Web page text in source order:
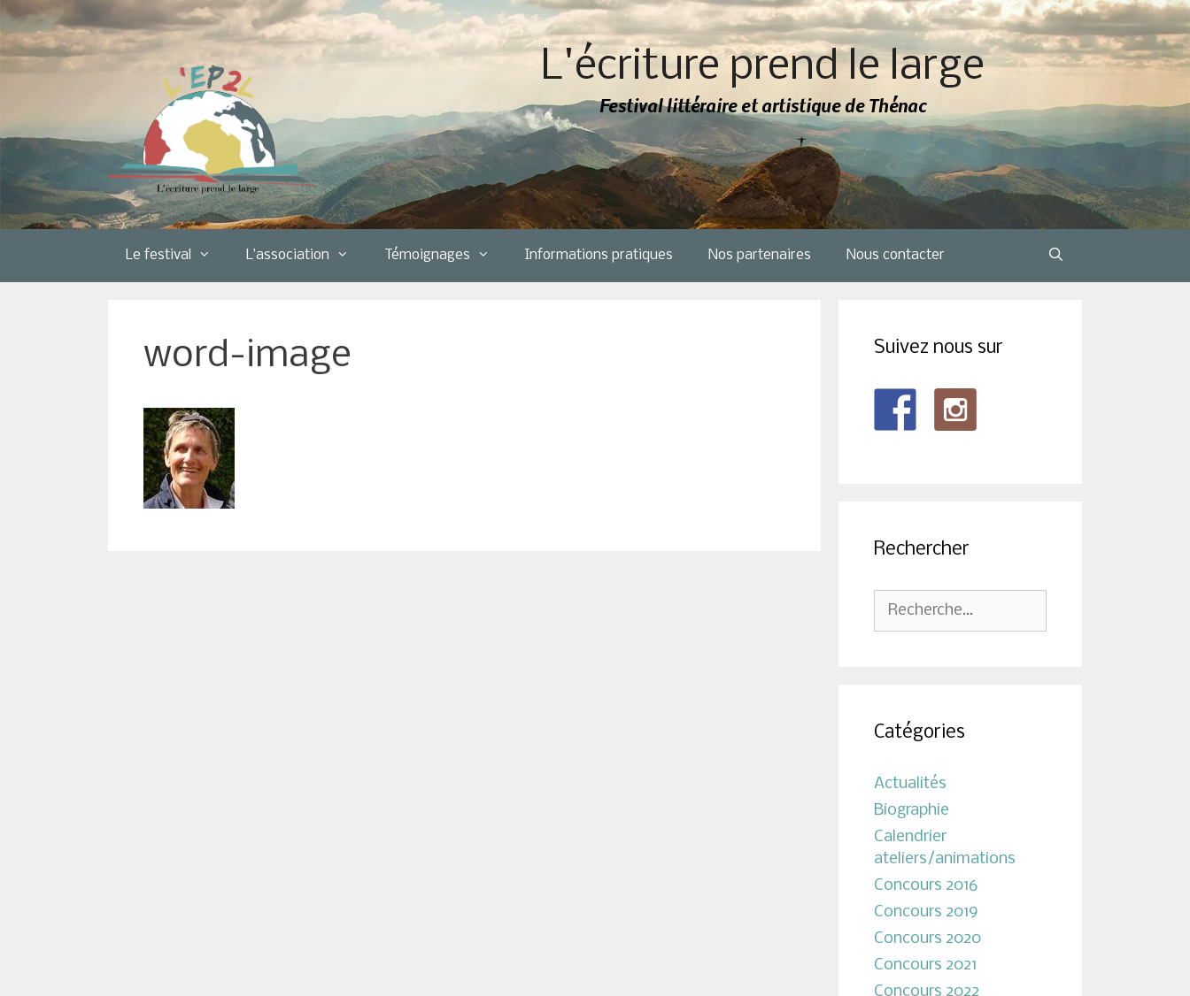
Aller
au
contenu
L'écriture prend le large
Festival littéraire et artistique de Thénac
Le festival L’association Témoignages Informations pratiques Nos partenaires Nous contacter
word-image Suivez nous sur
Rechercher
Rechercher :
Catégories
Actualités
Biographie
Calendrier
ateliers/animations
Concours 2016
Concours 2019
Concours 2020
Concours 2021
Concours 2022